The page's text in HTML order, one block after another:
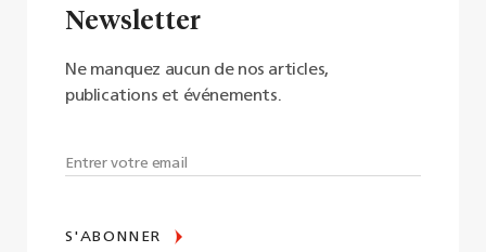
Newsletter
Ne manquez aucun de nos articles,
publications et événements.
S'ABONNER